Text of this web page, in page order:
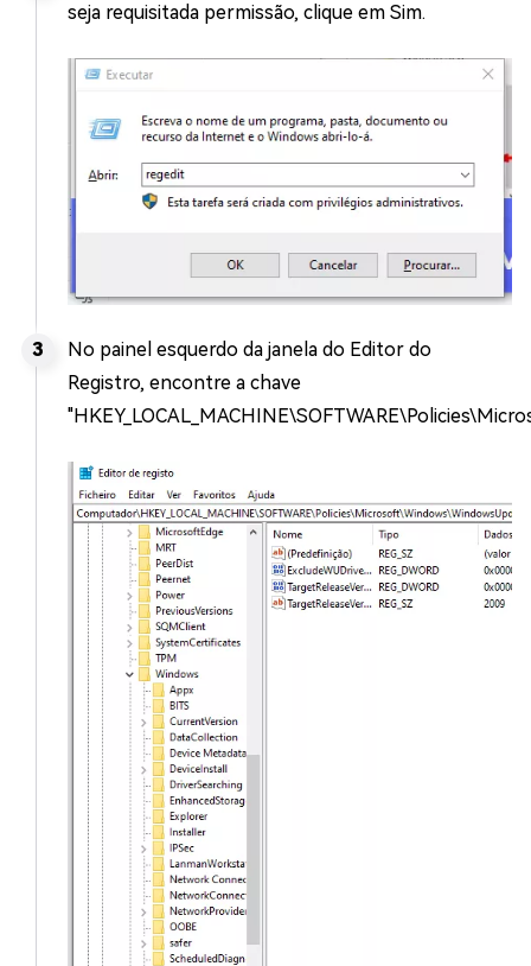
seja requisitada permissão, clique em Sim.
No painel esquerdo da janela do Editor do
Registro, encontre a chave